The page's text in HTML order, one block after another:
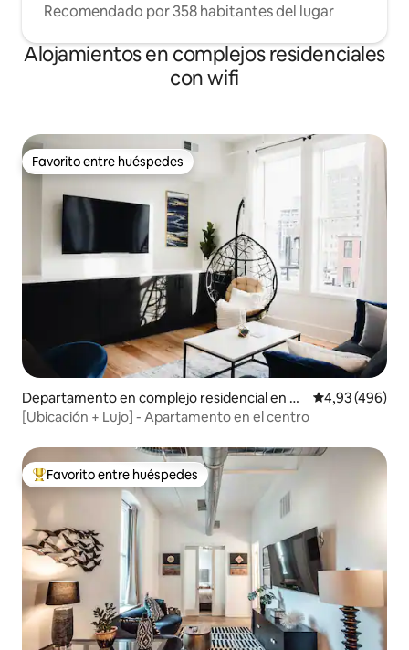
Recomendado por 358 habitantes del lugar
Alojamientos en complejos residenciales
con wifi
Favorito entre huéspedes
Favorito entre huéspedes
Departamento en complejo residencial en O
ver-The Rhine
Calificación
4,93 (496)
[Ubicación + Lujo] - Apartamento en el centro
Favorito entre los huéspedes más destacados
Favorito entre huéspedes